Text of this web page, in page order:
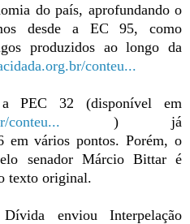
do país, aprofundando o
desde a EC 95, como
produzidos ao longo da
conteu...
PEC 32 (disponível em
conteu... ) já
em vários pontos. Porém, o
senador Márcio Bittar é
texto original.
enviou Interpelação